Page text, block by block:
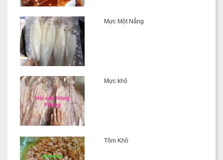
Mực Một Nắng
Mực khô
Tôm Khô